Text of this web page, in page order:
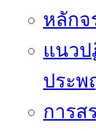
หลักจ
แนวป
ประพ
การส